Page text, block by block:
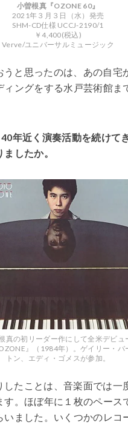
小曽根真『OZONE 60』
2021年３月３日（水）発売
SHM-CD仕様 UCCJ-2190/1
￥4,400(税込)
Verve/ユニバーサルミュージック
と思ったのは、あの自
ングをする水戸芸術館
年近く演奏活動を続けて
したか。
真の初リーダー作にして全米デビュ
』（1984年）。ゲイリー・バ
トン、エディ・ゴメスが参加。
たことは、音楽面では
。ほぼ年に１枚のペース
ました。いくつかのレ